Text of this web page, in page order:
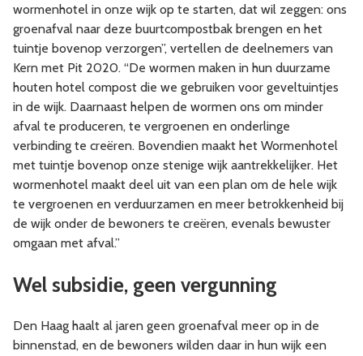
wormenhotel in onze wijk op te starten, dat wil zeggen: ons
groenafval naar deze buurtcompostbak brengen en het
tuintje bovenop verzorgen”, vertellen de deelnemers van
Kern met Pit 2020. “De wormen maken in hun duurzame
houten hotel compost die we gebruiken voor geveltuintjes
in de wijk. Daarnaast helpen de wormen ons om minder
afval te produceren, te vergroenen en onderlinge
verbinding te creëren. Bovendien maakt het Wormenhotel
met tuintje bovenop onze stenige wijk aantrekkelijker. Het
wormenhotel maakt deel uit van een plan om de hele wijk
te vergroenen en verduurzamen en meer betrokkenheid bij
de wijk onder de bewoners te creëren, evenals bewuster
omgaan met afval.”
Wel subsidie, geen vergunning
Den Haag haalt al jaren geen groenafval meer op in de
binnenstad, en de bewoners wilden daar in hun wijk een